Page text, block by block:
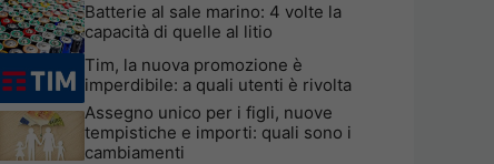
Batterie al sale marino: 4 volte la
capacità di quelle al litio
Tim, la nuova promozione è
imperdibile: a quali utenti è rivolta
Assegno unico per i figli, nuove
tempistiche e importi: quali sono i
cambiamenti